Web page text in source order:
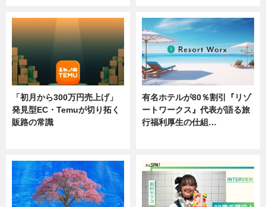
「初月から300万円売上げ」
発見型EC・Temuが切り拓く
販路の常識
有名ホテルが80％割引『リゾ
ートワークス』代表が語る旅
行福利厚生の仕組…